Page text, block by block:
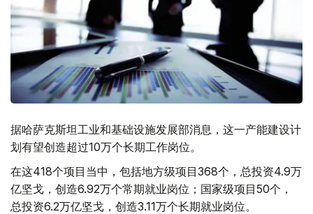
据哈萨克斯坦工业和基础设施发展部消息，这一产能建设计
划有望创造超过10万个长期工作岗位。
在这418个项目当中，包括地方级项目368个，总投资4.9万
亿坚戈，创造6.92万个常期就业岗位；国家级项目50个，
总投资6.2万亿坚戈，创造3.11万个长期就业岗位。